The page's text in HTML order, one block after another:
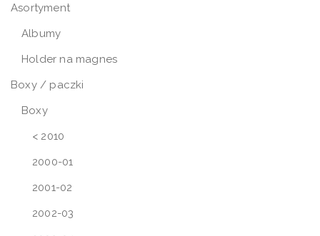
Asortyment
Albumy
Holder na magnes
Boxy / paczki
Boxy
< 2010
2000-01
2001-02
2002-03